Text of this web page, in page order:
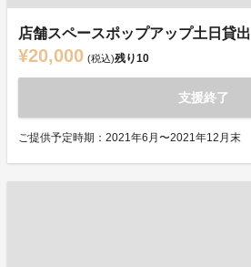
店舗スペースポップアップ土日貸出
¥20,000 (税込)残り10
支援終了
ご提供予定時期：2021年6月〜2021年12月末